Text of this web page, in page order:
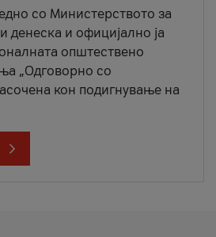
со Министерството за
денеска и официјално ја
општествено
„Одговорно со
кон подигнување на